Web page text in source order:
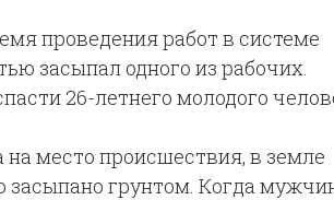
проведения работ в системе
засыпал одного из рабочих.
26-летнего молодого
место происшествия, в земле
засыпано грунтом. Когда